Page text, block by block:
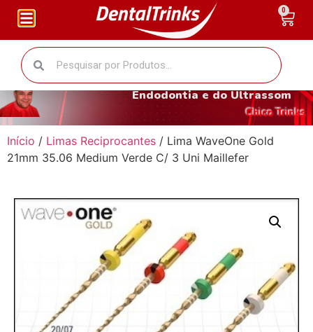
O fantástico mundo da
Endodontia e do Ultrassom
Chico Trinks
Início / Limas Reciprocantes / Lima WaveOne Gold
21mm 35.06 Medium Verde C/ 3 Uni Maillefer
0